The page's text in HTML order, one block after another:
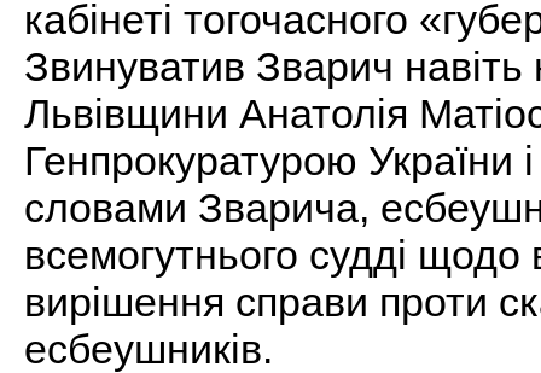
кабінеті тогочасного
Звинуватив Зварич
Львівщини Анатолія
Генпрокуратурою України
словами Зварича,
всемогутнього судді
вирішення справи проти
есбеушників.